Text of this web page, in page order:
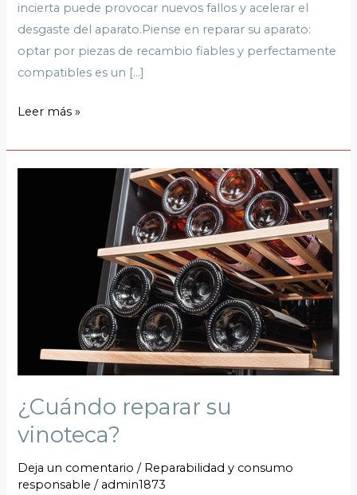
incierta puede provocar nuevos fallos y acelerar el
desgaste del aparato.Piense en reparar su aparato:
optar por piezas de recambio fiables y perfectamente
compatibles es un […]
Leer más »
¿Cuándo reparar su
vinoteca?
Deja un comentario / Reparabilidad y consumo
responsable / admin1873